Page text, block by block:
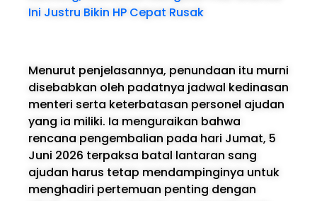
Ini Justru Bikin HP Cepat Rusak
Menurut penjelasannya, penundaan itu murni
disebabkan oleh padatnya jadwal kedinasan
menteri serta keterbatasan personel ajudan
yang ia miliki. Ia menguraikan bahwa
rencana pengembalian pada hari Jumat, 5
Juni 2026 terpaksa batal lantaran sang
ajudan harus tetap mendampinginya untuk
menghadiri pertemuan penting dengan